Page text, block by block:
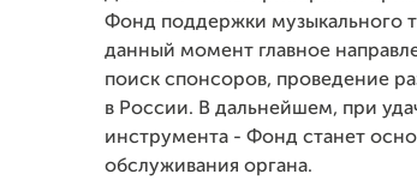
Фонд поддержки музыкального
данный момент главное
поиск спонсоров, проведение
в России. В дальнейшем, при
инструмента - Фонд станет
обслуживания органа.